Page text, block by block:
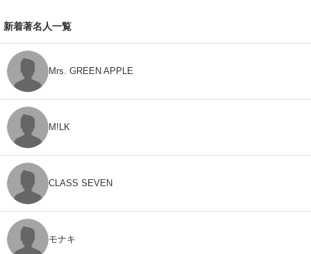
新着著名人一覧
Mrs. GREEN APPLE
M!LK
CLASS SEVEN
モナキ